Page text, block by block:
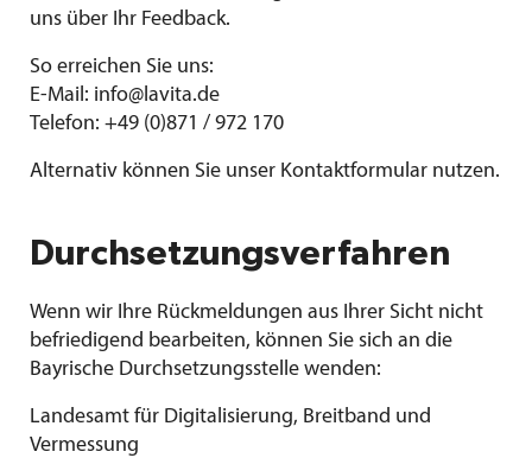
uns über Ihr Feedback.
So erreichen Sie uns:
E-Mail: info@lavita.de
Telefon: +49 (0)871 / 972 170
Alternativ können Sie unser Kontaktformular nutzen.
Durchsetzungsverfahren
Wenn wir Ihre Rückmeldungen aus Ihrer Sicht nicht
befriedigend bearbeiten, können Sie sich an die
Bayrische Durchsetzungsstelle wenden:
Landesamt für Digitalisierung, Breitband und
Vermessung